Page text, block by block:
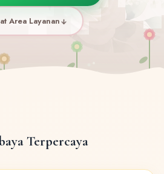
Area Layanan
Terpercaya